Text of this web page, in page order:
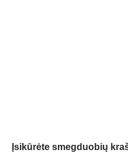
Įsikūrėte smegduobių